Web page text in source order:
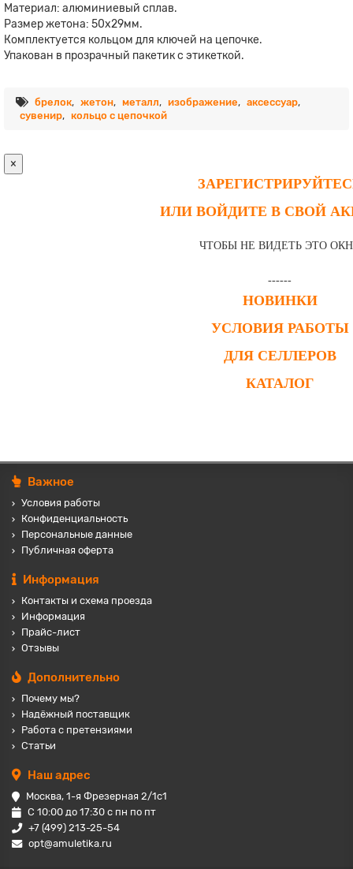
Материал: алюминиевый сплав.
Размер жетона: 50х29мм.
Комплектуется кольцом для ключей на цепочке.
Упакован в прозрачный пакетик с этикеткой.
брелок, жетон, металл, изображение, аксессуар,
сувенир, кольцо с цепочкой
×
ИЛИ ВОЙДИТЕ В СВОЙ
ЧТОБЫ НЕ ВИДЕТЬ ЭТО
------
НОВИНКИ
УСЛОВИЯ РАБОТЫ
ДЛЯ СЕЛЛЕРОВ
КАТАЛОГ
Важное
Условия работы
Конфиденциальность
Персональные данные
Публичная оферта
Информация
Контакты и схема проезда
Информация
Прайс-лист
Отзывы
Дополнительно
Почему мы?
Надёжный поставщик
Работа с претензиями
Статьи
Наш адрес
Москва, 1-я Фрезерная 2/1с1
С 10:00 до 17:30 с пн по пт
+7 (499) 213-25-54
opt@amuletika.ru